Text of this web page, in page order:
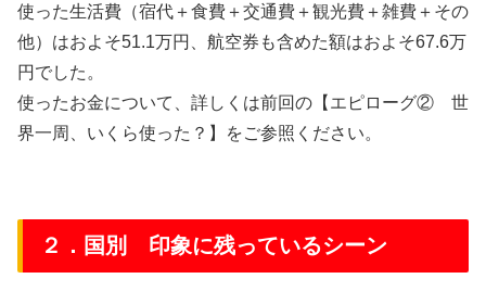
使った生活費（宿代＋食費＋交通費＋観光費＋雑費＋その
他）はおよそ51.1万円、航空券も含めた額はおよそ67.6万
円でした。
使ったお金について、詳しくは前回の【エピローグ② 世
界一周、いくら使った？】をご参照ください。
２．国別 印象に残っているシーン